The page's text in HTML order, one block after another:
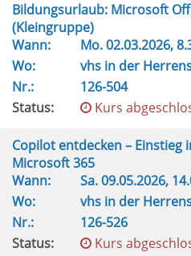
Bildungsurlaub: Microsoft
(Kleingruppe)
Wann:
Mo.02.03.2026,
Wo:
vhs in der
Nr.:
126-504
Status:
Kurs
Copilot entdecken – Einstieg
Microsoft 365
Wann:
Sa.09.05.2026,
Wo:
vhs in der
Nr.:
126-526
Status:
Kurs